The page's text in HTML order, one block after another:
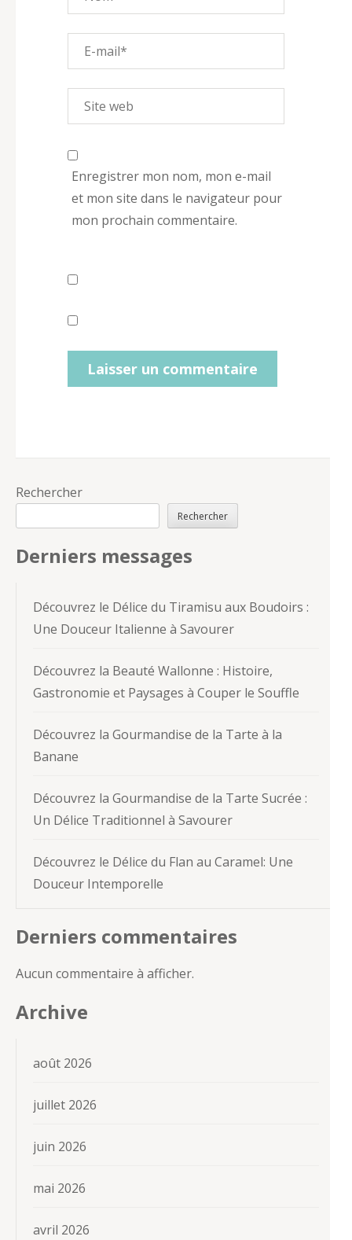
Enregistrer mon nom, mon e-mail
et mon site dans le navigateur pour
mon prochain commentaire.
Rechercher
Rechercher
Derniers messages
Découvrez le Délice du Tiramisu aux Boudoirs :
Une Douceur Italienne à Savourer
Découvrez la Beauté Wallonne : Histoire,
Gastronomie et Paysages à Couper le Souffle
Découvrez la Gourmandise de la Tarte à la
Banane
Découvrez la Gourmandise de la Tarte Sucrée :
Un Délice Traditionnel à Savourer
Découvrez le Délice du Flan au Caramel: Une
Douceur Intemporelle
Derniers commentaires
Aucun commentaire à afficher.
Archive
août 2026
juillet 2026
juin 2026
mai 2026
avril 2026